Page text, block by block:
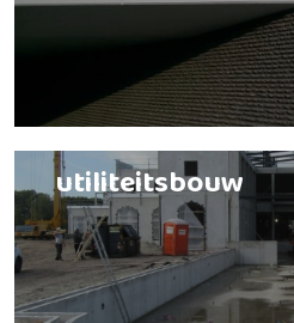
utiliteitsbouw